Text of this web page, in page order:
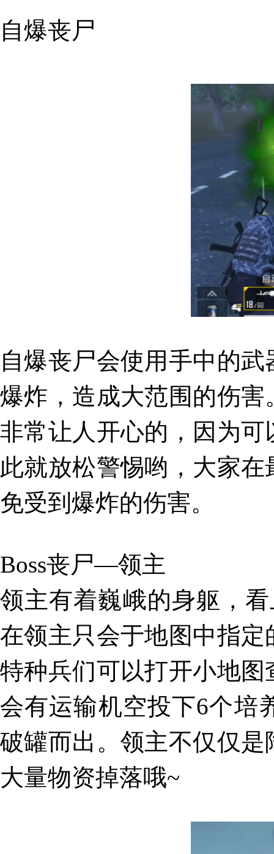
自爆丧尸
自爆丧尸会使用手中的
爆炸 ， 造成大范围的伤害
非常让人开心的，因为
此就放松警惕哟，大家
免受到爆炸的伤害。
Boss丧尸—领主
领主有着巍峨的身躯，
在领主只会于地图中指定
特种兵们可以打开小地图
会有运输机空投下6个培
破罐而出。领主不仅仅
大量物资掉落哦~